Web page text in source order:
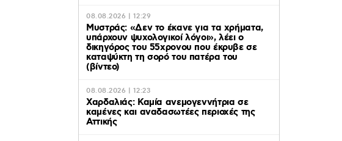
08.08.2026 | 12:29
Μυστράς: «Δεν το έκανε για τα χρήματα,
υπάρχουν ψυχολογικοί λόγοι», λέει ο
δικηγόρος του 55χρονου που έκρυβε σε
καταψύκτη τη σορό του πατέρα του
(βίντεο)
08.08.2026 | 12:23
Χαρδαλιάς: Καμία ανεμογεννήτρια σε
καμένες και αναδασωτέες περιοχές της
Αττικής